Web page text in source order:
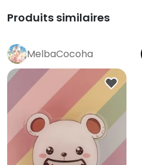
Produits similaires
MelbaCocoha